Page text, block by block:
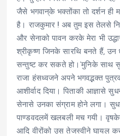
जैसे भगवान्‌के भक्तोंका तो दर्शन ही
है। राजकुमार ! अब तुम इस तेलसे
और सेनाको पावन करके मेरा भी
श्रीकृष्ण जिनके सारथि बनते हैं, उन
सन्तुष्ट कर सकते हो।’मुनिके साथ
राजा हंसध्वजने अपने भगवद्भक्त
आशीर्वाद दिया। पिताकी आज्ञासे
सेनासे उनका संग्राम होने लगा।
पाण्डवदलमें खलबली मच गयी।
आदि वीरोंको उस तेजस्वीने घायल